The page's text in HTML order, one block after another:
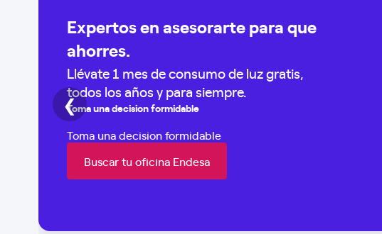
Expertos en asesorarte para que
ahorres.
Llévate 1 mes de consumo de luz gratis,
todos los años y para siempre.
Toma una decision formidable
Toma una decision formidable
Buscar tu oficina Endesa
❮